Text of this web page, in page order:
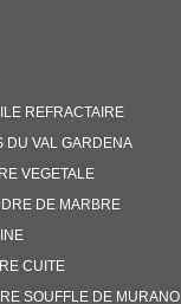
REFRACTAIRE
DU VAL GARDENA
VEGETALE
DE MARBRE
CUITE
SOUFFLE DE MURANO